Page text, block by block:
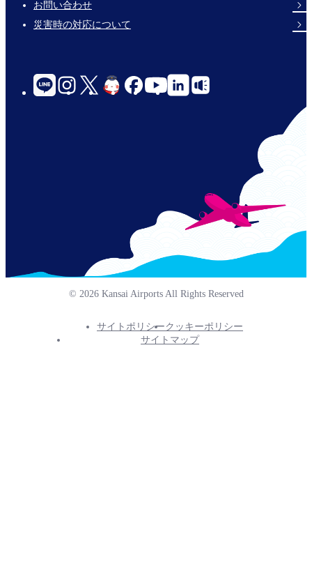
お問い合わせ
災害時の対応について
social-
links-
© 2026 Kansai Airports All Rights Reserved
サイトポリシークッキーポリシー
サイトマップ